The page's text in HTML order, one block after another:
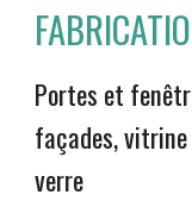
Portes et
façades,
verre